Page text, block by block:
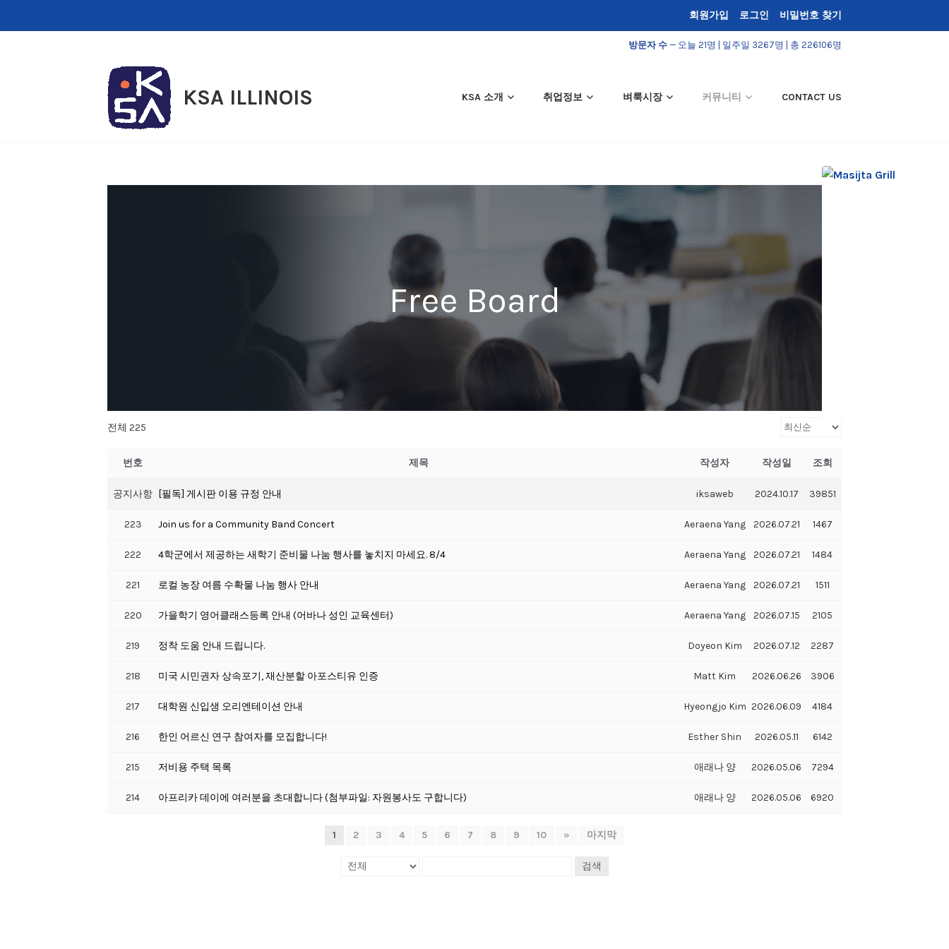
회원가입 로그인 비밀번호 찾기
방문자 수 — 오늘 21명 | 일주일 3267명 | 총 226106명
KSA ILLINOIS KSA 소개 취업정보 벼룩시장 커뮤니티 CONTACT US
Free Board
전체 225
번호 제목 작성자 작성일 조회
공지사항 [필독] 게시판 이용 규정 안내 iksaweb 2024.10.17 39851
223 Join us for a Community Band Concert Aeraena Yang 2026.07.21 1467
222 4학군에서 제공하는 새학기 준비물 나눔 행사를 놓치지 마세요. 8/4 Aeraena Yang 2026.07.21 1484
221 로컬 농장 여름 수확물 나눔 행사 안내 Aeraena Yang 2026.07.21 1511
220 가을학기 영어클래스등록 안내 (어바나 성인 교육센터) Aeraena Yang 2026.07.15 2105
219 정착 도움 안내 드립니다. Doyeon Kim 2026.07.12 2287
218 미국 시민권자 상속포기, 재산분할 아포스티유 인증 Matt Kim 2026.06.26 3906
217 대학원 신입생 오리엔테이션 안내 Hyeongjo Kim 2026.06.09 4184
216 한인 어르신 연구 참여자를 모집합니다! Esther Shin 2026.05.11 6142
215 저비용 주택 목록 애래나 양 2026.05.06 7294
214 아프리카 데이에 여러분을 초대합니다 (첨부파일: 자원봉사도 구합니다) 애래나 양 2026.05.06 6920
1 2 3 4 5 6 7 8 9 10 » 마지막
검색